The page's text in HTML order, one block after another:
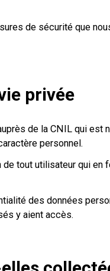
de sécurité que
privée
de la CNIL qui est
personnel.
tout utilisateur qui en
des données
y aient accès.